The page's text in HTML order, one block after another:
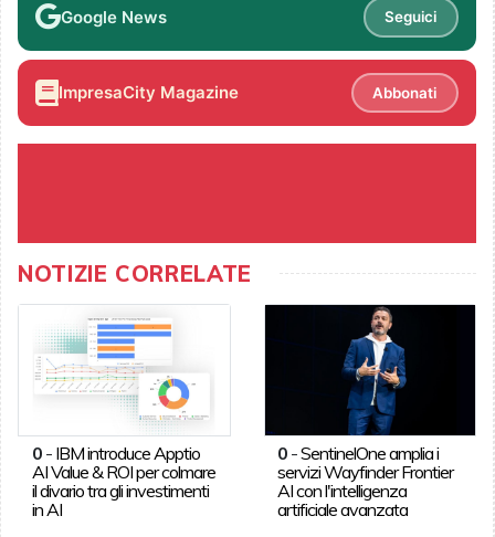
Google News Seguici
ImpresaCity Magazine Abbonati
NOTIZIE CORRELATE
0- IBM introduce Apptio
AI Value & ROI per colmare
il divario tra gli investimenti
in AI
0 -SentinelOne amplia i
servizi Wayfinder Frontier
AI con l'intelligenza
artificiale avanzata